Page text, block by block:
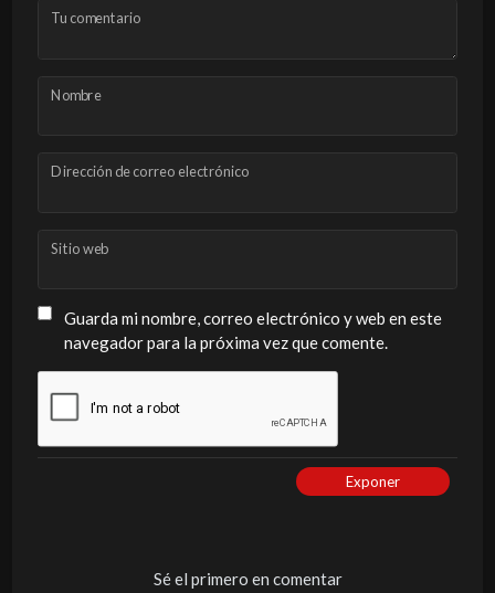
Tu comentario
Nombre
Dirección de correo electrónico
Sitio web
Guarda mi nombre, correo electrónico y web en este
navegador para la próxima vez que comente.
Exponer
Sé el primero en comentar